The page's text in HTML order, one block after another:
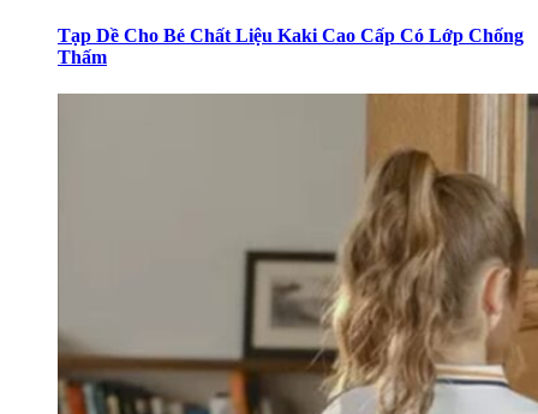
Tạp Dề Cho Bé Chất Liệu Kaki Cao Cấp Có Lớp Chống
Thấm